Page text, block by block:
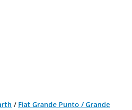
/ Fiat Grande Punto / Grande